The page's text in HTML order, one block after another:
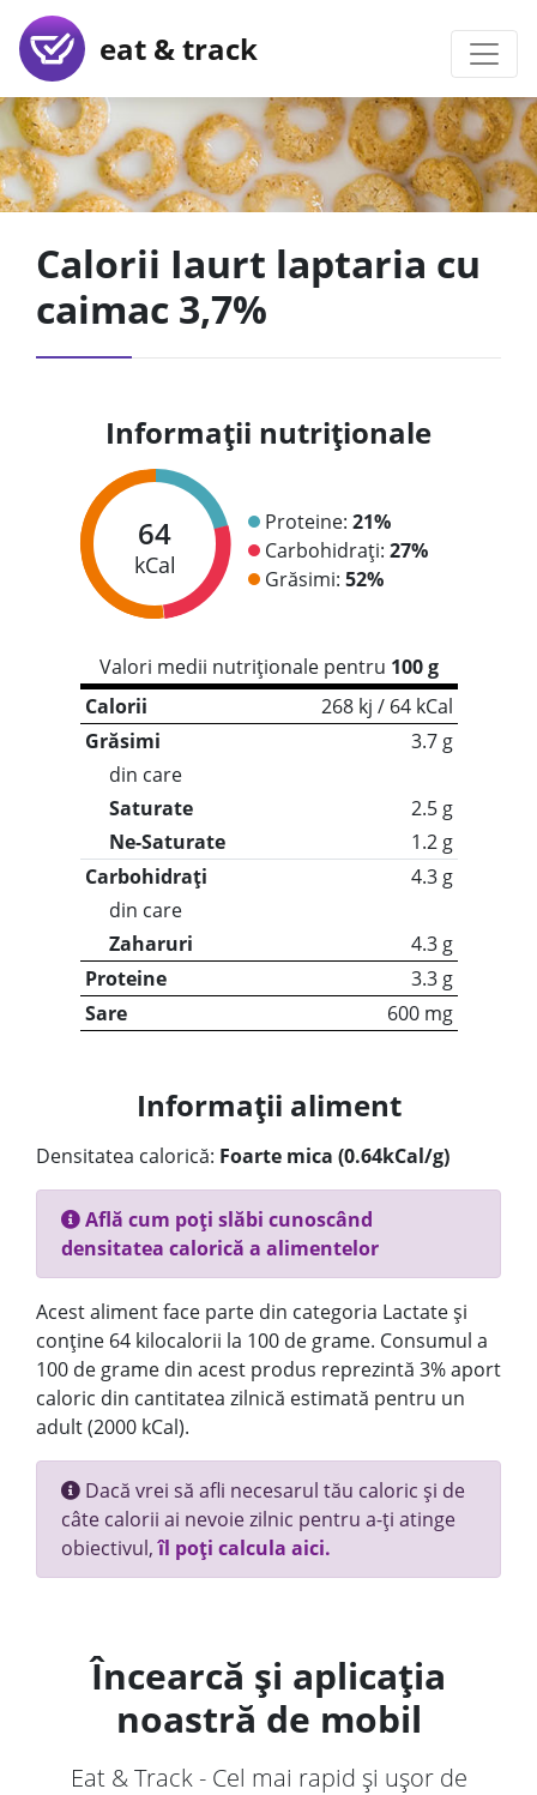
eat & track
Calorii Iaurt laptaria cu
caimac 3,7%
Informații nutriționale
64
kCal
Proteine: 21%
Carbohidrați: 27%
Grăsimi: 52%
Valori medii nutriționale pentru 100 g
Calorii
268 kj / 64 kCal
Grăsimi
3.7 g
din care
Saturate
2.5 g
Ne-Saturate
1.2 g
Carbohidrați
4.3 g
din care
Zaharuri
4.3 g
Proteine
3.3 g
Sare
600 mg
Informații aliment
Densitatea calorică: Foarte mica (0.64kCal/g)
Află cum poți slăbi cunoscând
densitatea calorică a alimentelor
Acest aliment face parte din categoria Lactate și
conține 64 kilocalorii la 100 de grame. Consumul a
100 de grame din acest produs reprezintă 3% aport
caloric din cantitatea zilnică estimată pentru un
adult (2000 kCal).
Dacă vrei să afli necesarul tău caloric și de
câte calorii ai nevoie zilnic pentru a-ți atinge
obiectivul,îl poți calcula aici.
Încearcă și aplicația
noastră de mobil
Eat & Track - Cel mai rapid și ușor de